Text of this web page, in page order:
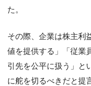
た。
その際、企業は株主利
値を提供する」「従業
引先を公平に扱う」と
に舵を切るべきだと提